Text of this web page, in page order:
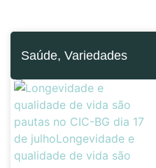
Saúde, Variedades